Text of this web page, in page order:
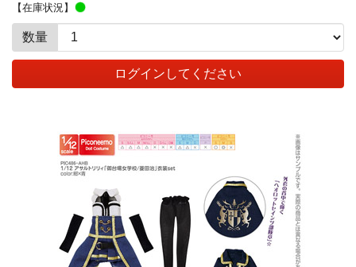
【在庫状況】
数量
ログインしてください